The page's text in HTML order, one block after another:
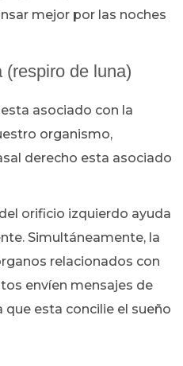
mejor por las noches
(respiro de luna)
asociado con la
organismo,
derecho esta asociado
orificio izquierdo ayuda
Simultáneamente, la
relacionados con
envíen mensajes de
que esta concilie el sueño